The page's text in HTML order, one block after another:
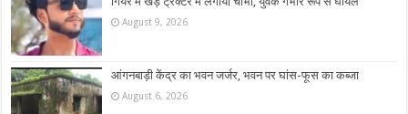
August 9, 2026
आंगनबाड़ी केंद्र का भवन जर्जर, भवन पर घांस-फूस का कब्जा
August 6, 2026